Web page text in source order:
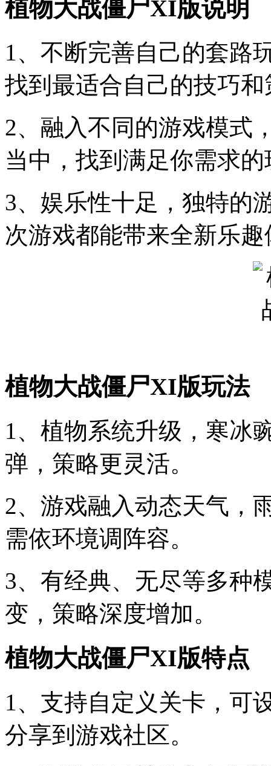
植物大战僵尸XI版说明
1、不断完善自己的套路
找到最适合自己的技巧和
2、融入不同的游戏模式
当中，找到满足你需求
3、娱乐性十足，独特的
次游戏都能带来全新乐趣
植物大战僵尸XI版玩法
1、植物系统升级，寒冰
弹，策略更灵活。
2、游戏融入动态天气，
需依环境调阵容。
3、有经典、无尽等多种
变，策略深度增加。
植物大战僵尸XI版特点
1、支持自定义关卡，可
分享到游戏社区。